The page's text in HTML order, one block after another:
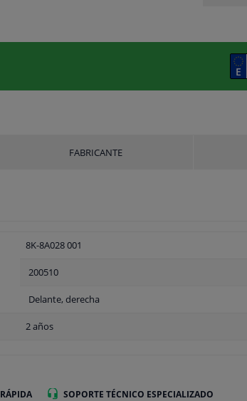
FABRICANTE
8K-8A028 001
200510
Delante, derecha
2 años
RÁPIDA SOPORTE TÉCNICO ESPECIALIZADO